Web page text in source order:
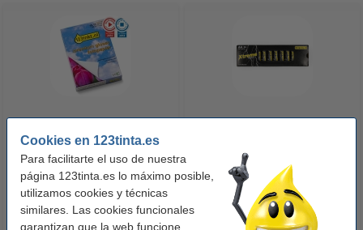
Cookies en 123tinta.es
Para facilitarte el uso de nuestra
página 123tinta.es lo máximo posible,
utilizamos cookies y técnicas
similares. Las cookies funcionales
garantizan que la web funcione
123tinta Papel fotográfico
10,50 € Incl. 21% IVA
Power AA - LR06 - MN1500 - 24
unidades
14,50 € Incl. 21% IVA